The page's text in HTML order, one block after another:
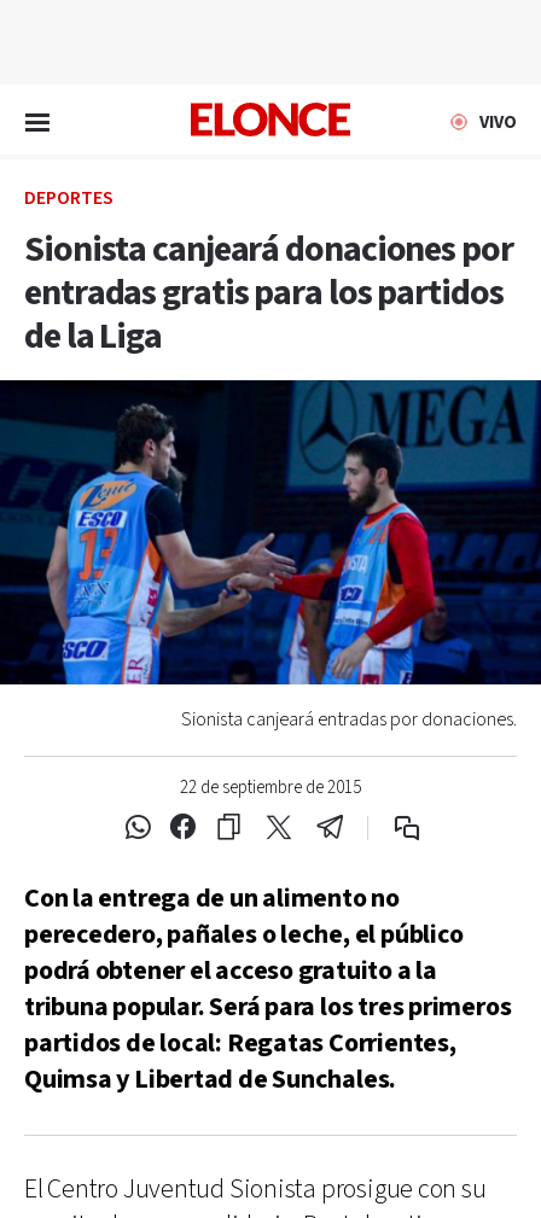
VIVO
DEPORTES
Sionista canjeará donaciones por
entradas gratis para los partidos
de la Liga
22 de septiembre de 2015
Sionista canjeará entradas por donaciones.
Con la entrega de un alimento no
perecedero, pañales o leche, el público
podrá obtener el acceso gratuito a la
tribuna popular. Será para los tres primeros
partidos de local: Regatas Corrientes,
Quimsa y Libertad de Sunchales.
El Centro Juventud Sionista prosigue con su